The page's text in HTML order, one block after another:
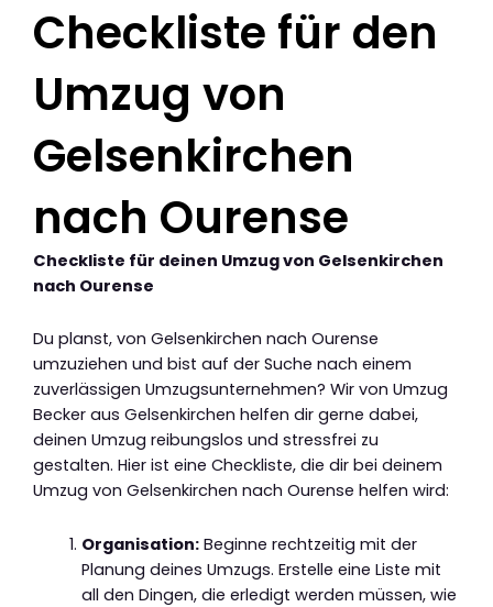
Checkliste für den
Umzug von
Gelsenkirchen
nach Ourense
Checkliste für deinen Umzug von Gelsenkirchen
nach Ourense
Du planst, von Gelsenkirchen nach Ourense
umzuziehen und bist auf der Suche nach einem
zuverlässigen Umzugsunternehmen? Wir von Umzug
Becker aus Gelsenkirchen helfen dir gerne dabei,
deinen Umzug reibungslos und stressfrei zu
gestalten. Hier ist eine Checkliste, die dir bei deinem
Umzug von Gelsenkirchen nach Ourense helfen wird:
Organisation:Beginne rechtzeitig mit der
Planung deines Umzugs. Erstelle eine Liste mit
all den Dingen, die erledigt werden müssen, wie